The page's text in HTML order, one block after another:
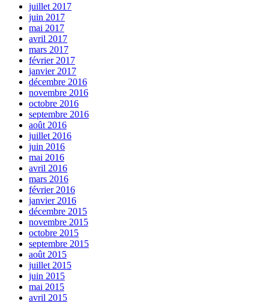
juillet 2017
juin 2017
mai 2017
avril 2017
mars 2017
février 2017
janvier 2017
décembre 2016
novembre 2016
octobre 2016
septembre 2016
août 2016
juillet 2016
juin 2016
mai 2016
avril 2016
mars 2016
février 2016
janvier 2016
décembre 2015
novembre 2015
octobre 2015
septembre 2015
août 2015
juillet 2015
juin 2015
mai 2015
avril 2015